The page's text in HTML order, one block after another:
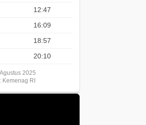
12:47
16:09
18:57
20:10
2025
Kemenag RI